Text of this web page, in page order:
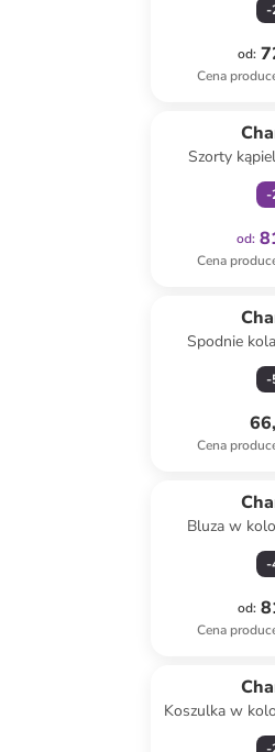
-
od:
Cena
Szorty
-
od:
Cena
Spodnie
-
Cena
Bluza w
-
od:
Cena
Koszulka w